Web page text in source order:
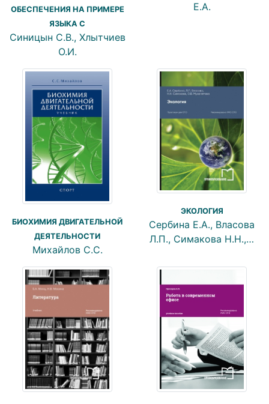
ОБЕСПЕЧЕНИЯ НА ПРИМЕРЕ
ЯЗЫКА С
Синицын С.В., Хлытчиев
О.И.
Е.А.
БИОХИМИЯ ДВИГАТЕЛЬНОЙ
ДЕЯТЕЛЬНОСТИ
Михайлов С.С.
ЭКОЛОГИЯ
Сербина Е.А., Власова
Л.П., Симакова Н.Н.,…